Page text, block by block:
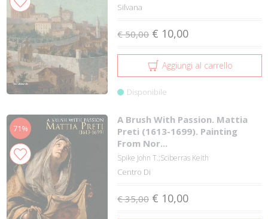
Silvana
€ 50,00 € 10,00
Aggiungi al carrello
Disponibile
71%
A Brush With Passion. Mattia
Preti (1613-1699). Painting
From Nor...
Spike John T.;Sciberras Keith
Centro Di
€ 35,00 € 10,00